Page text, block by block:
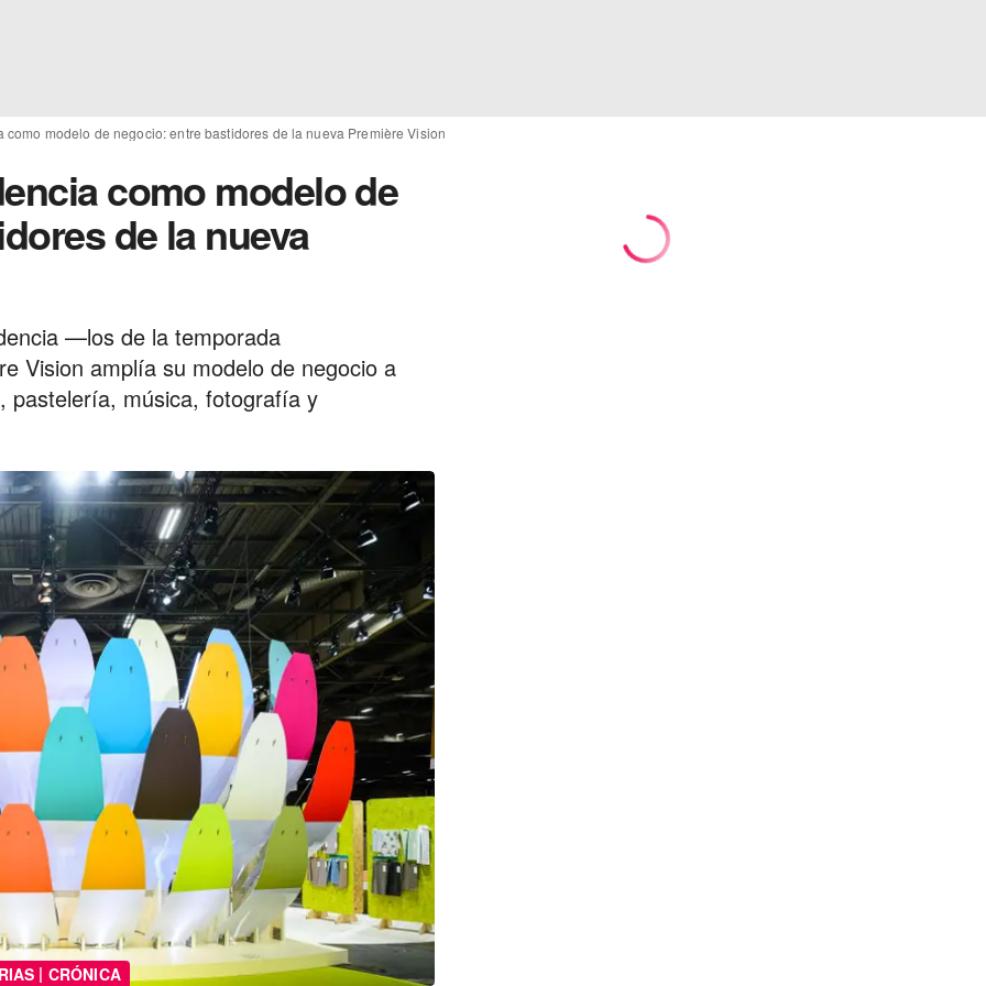
como modelo de negocio: entre bastidores de la nueva Première Vision
como modelo de
de la nueva
—los de la temporada
Vision amplía su modelo de negocio a
pastelería, música, fotografía y
| CRÓNICA